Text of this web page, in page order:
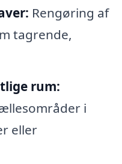
Rengøring af
tagrende,
rum:
i
eller